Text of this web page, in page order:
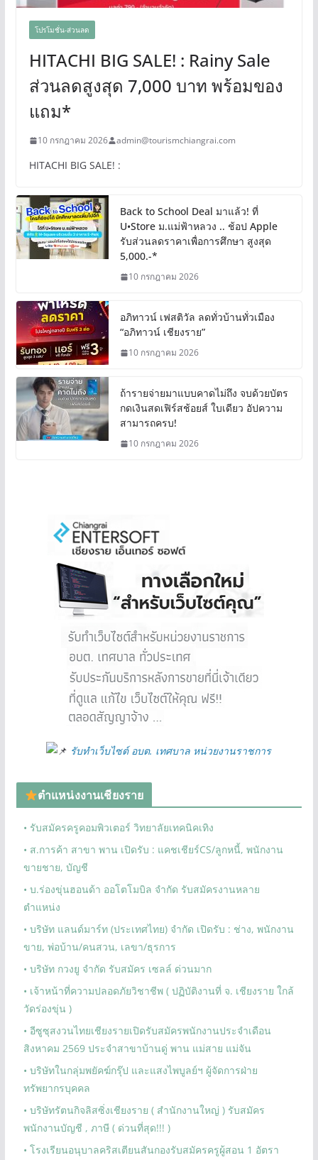
โปรโมชั่น-ส่วนลด
HITACHI BIG SALE! : Rainy Sale
ส่วนลดสูงสุด 7,000 บาท พร้อมของ
แถม*
10 กรกฎาคม 2026 admin@tourismchiangrai.com
HITACHI BIG SALE! :
Back to School Deal มาแล้ว! ที่
U•Store ม.แม่ฟ้าหลวง .. ช้อป Apple
รับส่วนลดราคาเพื่อการศึกษา สูงสุด
5,000.-*
10 กรกฎาคม 2026
อภิทาวน์ เฟสติวัล ลดทั่วบ้านทั่วเมือง
“อภิทาวน์ เชียงราย”
10 กรกฎาคม 2026
ถ้ารายจ่ายมาแบบคาดไม่ถึง จบด้วยบัตร
กดเงินสดเฟิร์สช้อยส์ ใบเดียว อัปความ
สามารถครบ!
10 กรกฎาคม 2026
รับทำเว็บไซต์ อบต. เทศบาล หน่วยงานราชการ
ตำแหน่งงานเชียงราย
• รับสมัครครูคอมพิวเตอร์ วิทยาลัยเทคนิคเทิง
• ส.การค้า สาขา พาน เปิดรับ : แคชเชียร์CS/ลูกหนี้, พนักงาน
ขายชาย, บัญชี
• บ.ร่องขุ่นฮอนด้า ออโตโมบิล จำกัด รับสมัครงานหลาย
ตำแหน่ง
• บริษัท แลนด์มาร์ท (ประเทศไทย) จำกัด เปิดรับ : ช่าง, พนักงาน
ขาย, พ่อบ้าน/คนสวน, เลขา/ธุรการ
• บริษัท กวงยู จำกัด รับสมัคร เซลล์ ด่วนมาก
• เจ้าหน้าที่ความปลอดภัยวิชาชีพ ( ปฏิบัติงานที่ จ. เชียงราย ใกล้
วัดร่องขุ่น )
• อีซูซุสงวนไทยเชียงรายเปิดรับสมัครพนักงานประจำเดือน
สิงหาคม 2569 ประจำสาขาบ้านดู่ พาน แม่สาย แม่จัน
• บริษัทในกลุ่มพยัคฆ์กรุ๊ป และแสงไพบูลย์ฯ ผู้จัดการฝ่าย
ทรัพยากรบุคคล
• บริษัทรัตนกิจลิสซิ่งเชียงราย ( สำนักงานใหญ่ ) รับสมัคร
พนักงานบัญชี , ภาษี ( ด่วนที่สุด!!! )
• โรงเรียนอนุบาลคริสเตียนสันกองรับสมัครครูผู้สอน 1 อัตรา